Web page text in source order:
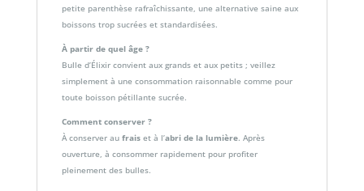
petite parenthèse rafraîchissante, une alternative saine aux
boissons trop sucrées et standardisées.
À partir de quel âge ?
Bulle d’Élixir convient aux grands et aux petits ; veillez
simplement à une consommation raisonnable comme pour
toute boisson pétillante sucrée.
Comment conserver ?
À conserver au fraiset à l’abri de la lumière. Après
ouverture, à consommer rapidement pour profiter
pleinement des bulles.